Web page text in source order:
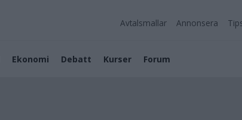
Avtalsmallar Annonsera
Ekonomi Debatt Kurser Forum